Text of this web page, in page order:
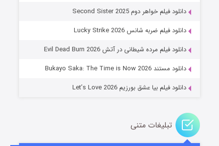
جادوگری در مغولستان
دانلود فیلم خواهر دوم Second Sister 2025
دانلود فیلم ضربه شانس Lucky Strike 2026
دانلود فیلم مرده شیطانی در آتش Evil Dead Burn 2026
دانلود مستند Bukayo Saka: The Time is Now 2026
دانلود فیلم بیا عشق بورزیم Let’s Love 2026
تبلیغات متنی